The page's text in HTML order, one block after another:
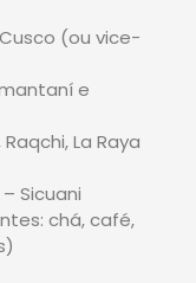
(ou vice-
e
La Raya
Sicuani
chá, café,